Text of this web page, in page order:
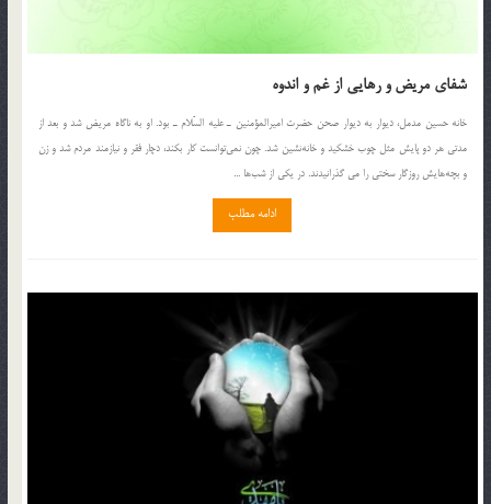
شفای مريض و رهايی از غم و اندوه
خانه‌ حسين مدمل، ديوار به ديوار صحن حضرت اميرالمؤمنين ـ عليه السّلام ـ بود. او به ناگاه مريض شد و بعد از
مدتي هر دو پايش مثل چوب خشكيد و خانه‌نشين شد. چون نمي‌توانست كار بكند، دچار فقر و نيازمند مردم شد و زن
و بچه‌هايش روزگار سختي را مي گذرانيدند. در يكي از شب‌ها ...
ادامه مطلب